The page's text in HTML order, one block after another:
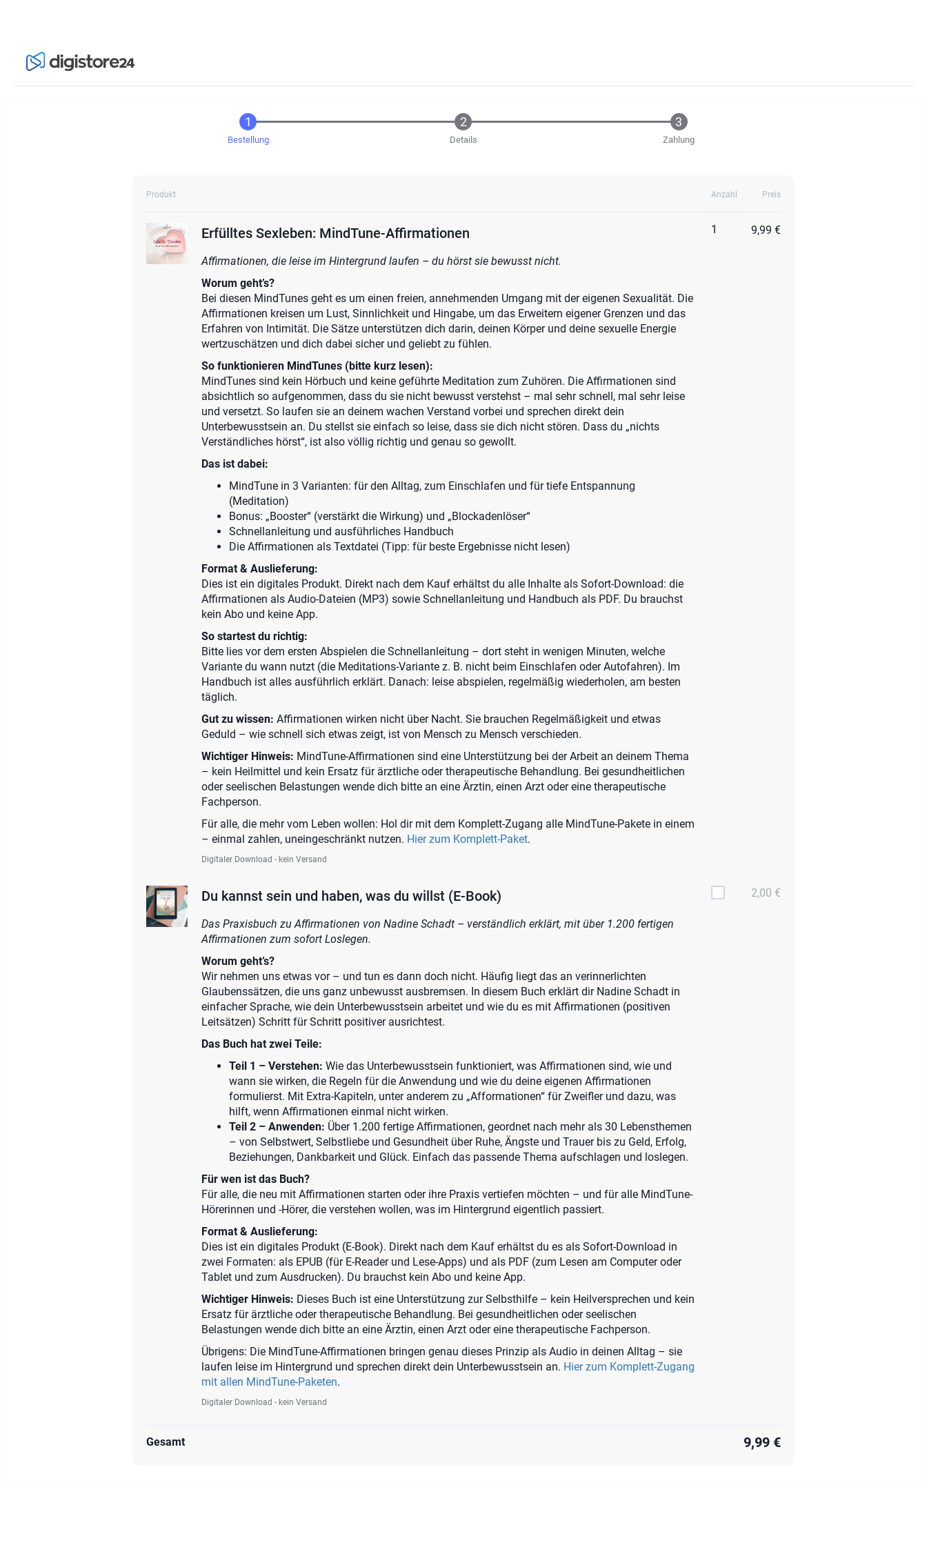
Bestellung Details Zahlung
Produkt Anzahl Preis
Erfülltes Sexleben: MindTune-Affirmationen
Affirmationen, die leise im Hintergrund laufen – du hörst sie bewusst nicht.
Worum geht’s?
Bei diesen MindTunes geht es um einen freien, annehmenden Umgang mit der eigenen Sexualität. Die
Affirmationen kreisen um Lust, Sinnlichkeit und Hingabe, um das Erweitern eigener Grenzen und das
Erfahren von Intimität. Die Sätze unterstützen dich darin, deinen Körper und deine sexuelle Energie
wertzuschätzen und dich dabei sicher und geliebt zu fühlen.
So funktionieren MindTunes (bitte kurz lesen):
MindTunes sind kein Hörbuch und keine geführte Meditation zum Zuhören. Die Affirmationen sind
absichtlich so aufgenommen, dass du sie nicht bewusst verstehst – mal sehr schnell, mal sehr leise
und versetzt. So laufen sie an deinem wachen Verstand vorbei und sprechen direkt dein
Unterbewusstsein an. Du stellst sie einfach so leise, dass sie dich nicht stören. Dass du „nichts
Verständliches hörst“, ist also völlig richtig und genau so gewollt.
Das ist dabei:
MindTune in 3 Varianten: für den Alltag, zum Einschlafen und für tiefe Entspannung
(Meditation)
Bonus: „Booster“ (verstärkt die Wirkung) und „Blockadenlöser“
Schnellanleitung und ausführliches Handbuch
Die Affirmationen als Textdatei (Tipp: für beste Ergebnisse nicht lesen)
Format & Auslieferung:
Dies ist ein digitales Produkt. Direkt nach dem Kauf erhältst du alle Inhalte als Sofort-Download: die
Affirmationen als Audio-Dateien (MP3) sowie Schnellanleitung und Handbuch als PDF. Du brauchst
kein Abo und keine App.
So startest du richtig:
Bitte lies vor dem ersten Abspielen die Schnellanleitung – dort steht in wenigen Minuten, welche
Variante du wann nutzt (die Meditations-Variante z. B. nicht beim Einschlafen oder Autofahren). Im
Handbuch ist alles ausführlich erklärt. Danach: leise abspielen, regelmäßig wiederholen, am besten
täglich.
Gut zu wissen: Affirmationen wirken nicht über Nacht. Sie brauchen Regelmäßigkeit und etwas
Geduld – wie schnell sich etwas zeigt, ist von Mensch zu Mensch verschieden.
Wichtiger Hinweis: MindTune-Affirmationen sind eine Unterstützung bei der Arbeit an deinem Thema
– kein Heilmittel und kein Ersatz für ärztliche oder therapeutische Behandlung. Bei gesundheitlichen
oder seelischen Belastungen wende dich bitte an eine Ärztin, einen Arzt oder eine therapeutische
Fachperson.
Für alle, die mehr vom Leben wollen: Hol dir mit dem Komplett-Zugang alle MindTune-Pakete in einem
– einmal zahlen, uneingeschränkt nutzen. Hier zum Komplett-Paket.
Digitaler Download - kein Versand
1 9,99 €
Du kannst sein und haben, was du willst (E-Book)
Das Praxisbuch zu Affirmationen von Nadine Schadt – verständlich erklärt, mit über 1.200 fertigen
Affirmationen zum sofort Loslegen.
Worum geht’s?
Wir nehmen uns etwas vor – und tun es dann doch nicht. Häufig liegt das an verinnerlichten
Glaubenssätzen, die uns ganz unbewusst ausbremsen. In diesem Buch erklärt dir Nadine Schadt in
einfacher Sprache, wie dein Unterbewusstsein arbeitet und wie du es mit Affirmationen (positiven
Leitsätzen) Schritt für Schritt positiver ausrichtest.
Das Buch hat zwei Teile:
Teil 1 – Verstehen: Wie das Unterbewusstsein funktioniert, was Affirmationen sind, wie und
wann sie wirken, die Regeln für die Anwendung und wie du deine eigenen Affirmationen
formulierst. Mit Extra-Kapiteln, unter anderem zu „Afformationen“ für Zweifler und dazu, was
hilft, wenn Affirmationen einmal nicht wirken.
Teil 2 – Anwenden: Über 1.200 fertige Affirmationen, geordnet nach mehr als 30 Lebensthemen
– von Selbstwert, Selbstliebe und Gesundheit über Ruhe, Ängste und Trauer bis zu Geld, Erfolg,
Beziehungen, Dankbarkeit und Glück. Einfach das passende Thema aufschlagen und loslegen.
Für wen ist das Buch?
Für alle, die neu mit Affirmationen starten oder ihre Praxis vertiefen möchten – und für alle MindTune-
Hörerinnen und -Hörer, die verstehen wollen, was im Hintergrund eigentlich passiert.
Format & Auslieferung:
Dies ist ein digitales Produkt (E-Book). Direkt nach dem Kauf erhältst du es als Sofort-Download in
zwei Formaten: als EPUB (für E-Reader und Lese-Apps) und als PDF (zum Lesen am Computer oder
Tablet und zum Ausdrucken). Du brauchst kein Abo und keine App.
Wichtiger Hinweis: Dieses Buch ist eine Unterstützung zur Selbsthilfe – kein Heilversprechen und kein
Ersatz für ärztliche oder therapeutische Behandlung. Bei gesundheitlichen oder seelischen
Belastungen wende dich bitte an eine Ärztin, einen Arzt oder eine therapeutische Fachperson.
Übrigens: Die MindTune-Affirmationen bringen genau dieses Prinzip als Audio in deinen Alltag – sie
laufen leise im Hintergrund und sprechen direkt dein Unterbewusstsein an. Hier zum Komplett-Zugang
mit allen MindTune-Paketen.
Digitaler Download - kein Versand
2,00 €
Gesamt 9,99 €